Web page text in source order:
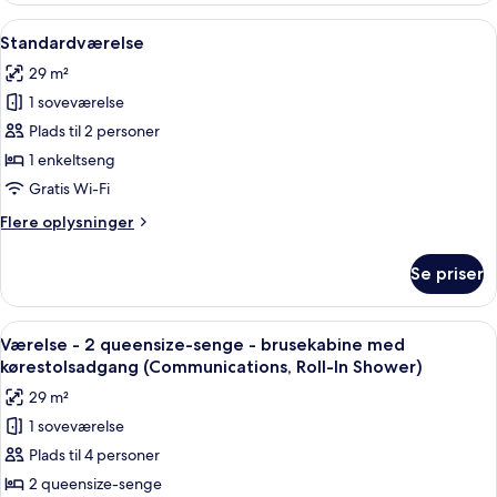
kingsize-
Indlæs
alle
billeder
af
Standardværelse
En seng med hvidt sengetøj og
6
Standardværelse
29 m²
1 soveværelse
Plads til 2 personer
1 enkeltseng
Gratis Wi-Fi
Flere oplysninger
Flere
Se priser
Indlæs
alle
billeder
af
Værelse
-
2
Et hotelværelse med to senge, et
4
Værelse - 2 queensize-senge - brusekabine med
kørestolsadgang (Communications, Roll-In Shower)
29 m²
1 soveværelse
Plads til 4 personer
2 queensize-senge